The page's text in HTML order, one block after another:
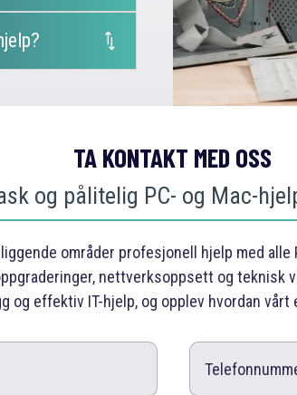
TA KONTAKT MED OSS
og pålitelig PC- og Mac-
områder profesjonell hjelp med
nettverksoppsett og
og effektiv IT-hjelp, og opplev hvordan